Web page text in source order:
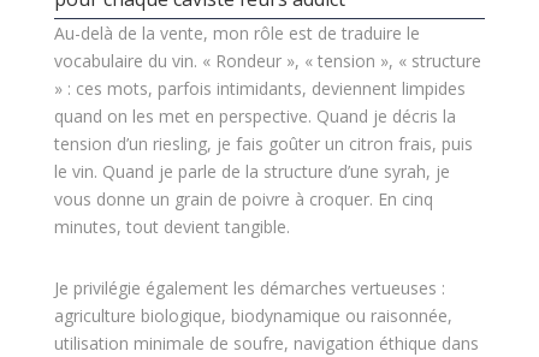
Au-delà de la vente, mon rôle est de traduire le
vocabulaire du vin. « Rondeur », « tension », « structure
» : ces mots, parfois intimidants, deviennent limpides
quand on les met en perspective. Quand je décris la
tension d’un riesling, je fais goûter un citron frais, puis
le vin. Quand je parle de la structure d’une syrah, je
vous donne un grain de poivre à croquer. En cinq
minutes, tout devient tangible.
Je privilégie également les démarches vertueuses :
agriculture biologique, biodynamique ou raisonnée,
utilisation minimale de soufre, navigation éthique dans